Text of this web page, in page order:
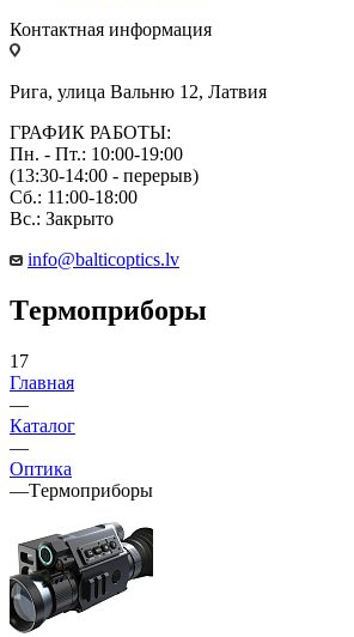
Контактная информация
Рига, улица Вальню 12, Латвия
ГРАФИК РАБОТЫ:
Пн. - Пт.: 10:00-19:00
(13:30-14:00 - перерыв)
Сб.: 11:00-18:00
Вс.: Закрыто
info@balticoptics.lv
Tермоприборы
17
Главная
—
Каталог
—
Оптика
—Tермоприборы